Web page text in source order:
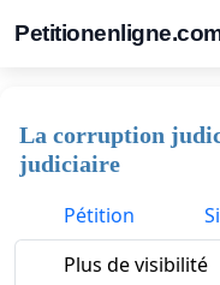
La corruption
judiciaire
Pétition
Plus de visibilité